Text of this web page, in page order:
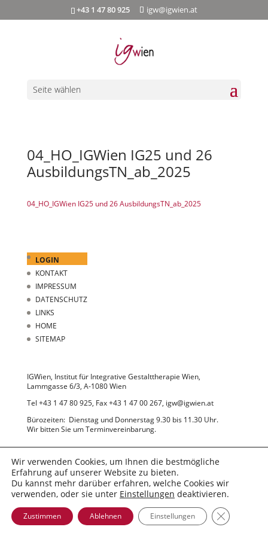
+43 1 47 80 925 igw@igwien.at
Seite wählen
04_HO_IGWien IG25 und 26
AusbildungsTN_ab_2025
04_HO_IGWien IG25 und 26 AusbildungsTN_ab_2025
LOGIN
KONTAKT
IMPRESSUM
DATENSCHUTZ
LINKS
HOME
SITEMAP
IGWien, Institut für Integrative Gestalttherapie Wien,
Lammgasse 6/3, A-1080 Wien
Tel +43 1 47 80 925, Fax +43 1 47 00 267, igw@igwien.at
Bürozeiten: Dienstag und Donnerstag 9.30 bis 11.30 Uhr.
Wir bitten Sie um Terminvereinbarung.
© 2022 IGWien
Wir verwenden Cookies, um Ihnen die bestmögliche
Erfahrung auf unserer Website zu bieten.
Du kannst mehr darüber erfahren, welche Cookies wir
verwenden, oder sie unter Einstellungen deaktivieren.
Zustimmen Ablehnen Einstellungen GDPR